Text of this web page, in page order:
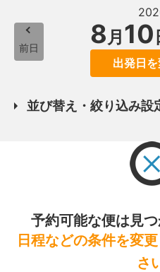
前日 8月 10
出発日
並び替え・絞り込み設
予約可能な便は見つ
日程などの条件を変
さ